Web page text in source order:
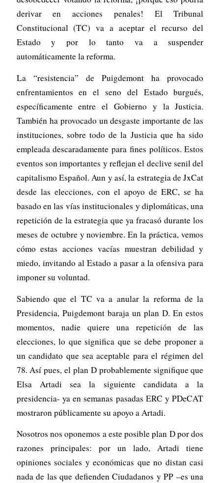
derivar en acciones penales! El Tribunal
Constitucional (TC) va a aceptar el recurso del
Estado y por lo tanto va a suspender
automáticamente la reforma.
La “resistencia” de Puigdemont ha provocado
enfrentamientos en el seno del Estado burgués,
específicamente entre el Gobierno y la Justicia.
También ha provocado un desgaste importante de las
instituciones, sobre todo de la Justicia que ha sido
empleada descaradamente para fines políticos. Estos
eventos son importantes y reflejan el declive senil del
capitalismo Español. Aun y así, la estrategia de JxCat
desde las elecciones, con el apoyo de ERC, se ha
basado en las vías institucionales y diplomáticas, una
repetición de la estrategia que ya fracasó durante los
meses de octubre y noviembre. En la práctica, vemos
cómo estas acciones vacías muestran debilidad y
miedo, invitando al Estado a pasar a la ofensiva para
imponer su voluntad.
Sabiendo que el TC va a anular la reforma de la
Presidencia, Puigdemont baraja un plan D. En estos
momentos, nadie quiere una repetición de las
elecciones, lo que significa que se debe proponer a
un candidato que sea aceptable para el régimen del
78. Así pues, el plan D probablemente signifique que
Elsa Artadi sea la siguiente candidata a la
presidencia- ya en semanas pasadas ERC y PDeCAT
mostraron públicamente su apoyo a Artadi.
Nosotros nos oponemos a este posible plan D por dos
razones principales: por un lado, Artadi tiene
opiniones sociales y económicas que no distan casi
nada de las que defienden Ciudadanos y PP –es una